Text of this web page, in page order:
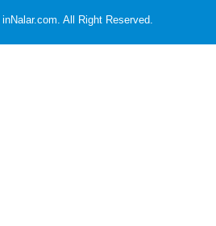
inNalar.com . All Right Reserved.